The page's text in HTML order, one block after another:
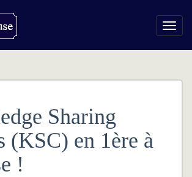
Sharing
(KSC) en 1ère à
!